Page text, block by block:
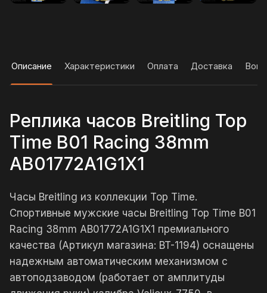
Описание Характеристики Оплата Доставка
Реплика часов Breitling Top
Time B01 Racing 38mm
AB01772A1G1X1
Часы Breitling из коллекции Top Time.
Спортивные мужские часы Breitling Top Time B01
Racing 38mm AB01772A1G1X1 премиального
качества (Артикул магазина: BT-1194) оснащены
надежным автоматическим механизмом с
автоподзаводом (работает от амплитуды